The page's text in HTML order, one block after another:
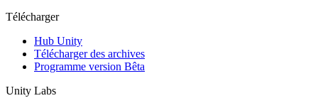
Télécharger
Hub Unity
Télécharger des archives
Programme version Bêta
Unity Labs